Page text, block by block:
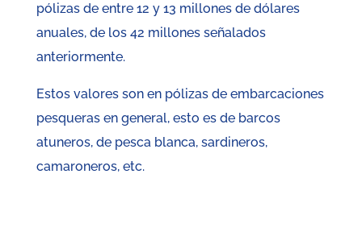
pólizas de entre 12 y 13 millones de dólares
anuales, de los 42 millones señalados
anteriormente.
Estos valores son en pólizas de embarcaciones
pesqueras en general, esto es de barcos
atuneros, de pesca blanca, sardineros,
camaroneros, etc.